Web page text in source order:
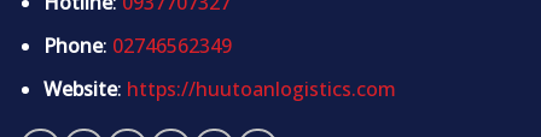
Phone: 02746562349
Website: https://huutoanlogistics.com